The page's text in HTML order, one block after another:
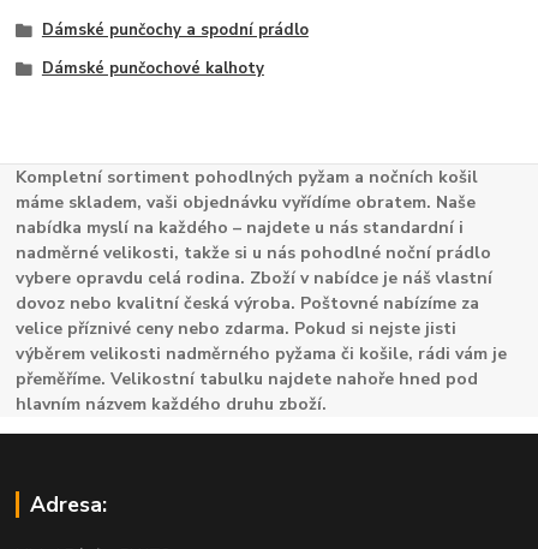
Dámské punčochy a spodní prádlo
Dámské punčochové kalhoty
Kompletní sortiment pohodlných pyžam a nočních košil
máme skladem, vaši objednávku vyřídíme obratem. Naše
nabídka myslí na každého – najdete u nás standardní i
nadměrné velikosti, takže si u nás pohodlné noční prádlo
vybere opravdu celá rodina. Zboží v nabídce je náš vlastní
dovoz nebo kvalitní česká výroba. Poštovné nabízíme za
velice příznivé ceny nebo zdarma. Pokud si nejste jisti
výběrem velikosti nadměrného pyžama či košile, rádi vám je
přeměříme. Velikostní tabulku najdete nahoře hned pod
hlavním názvem každého druhu zboží.
Adresa: